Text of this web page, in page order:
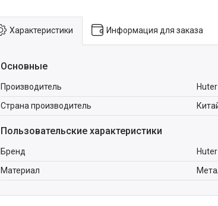
Характеристики Информация для заказа
Основные
Производитель
Huter
Страна производитель
Пользовательские характеристики
Бренд
Huter
Материал